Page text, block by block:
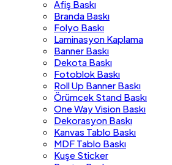
Afiş Baskı
Branda Baskı
Folyo Baskı
Laminasyon Kaplama
Banner Baskı
Dekota Baskı
Fotoblok Baskı
Roll Up Banner Baskı
Örümcek Stand Baskı
One Way Vision Baskı
Dekorasyon Baskı
Kanvas Tablo Baskı
MDF Tablo Baskı
Kuşe Sticker